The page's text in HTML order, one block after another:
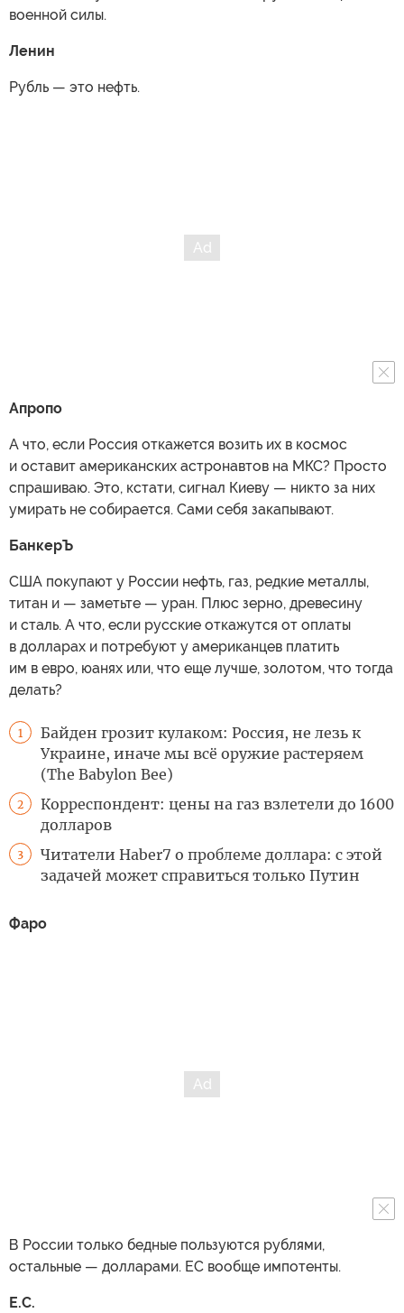
военной силы.
Ленин
Рубль — это нефть.
Апропо
А что, если Россия откажется возить их в космос
и оставит американских астронавтов на МКС? Просто
спрашиваю. Это, кстати, сигнал Киеву — никто за них
умирать не собирается. Сами себя закапывают.
БанкерЪ
США покупают у России нефть, газ, редкие металлы,
титан и — заметьте — уран. Плюс зерно, древесину
и сталь. А что, если русские откажутся от оплаты
в долларах и потребуют у американцев платить
им в евро, юанях или, что еще лучше, золотом, что тогда
делать?
1
Байден грозит кулаком: Россия, не лезь к
Украине, иначе мы всё оружие растеряем
(The Babylon Bee)
2
Корреспондент: цены на газ взлетели до 1600
долларов
3
Читатели Haber7 о проблеме доллара: с этой
задачей может справиться только Путин
Фаро
В России только бедные пользуются рублями,
остальные — долларами. ЕС вообще импотенты.
Е.С.